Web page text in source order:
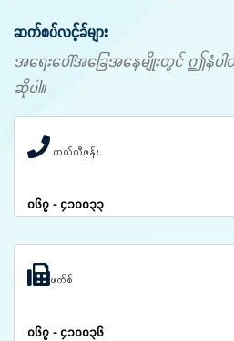
ဆက်စပ်လင့်ခ်များ
အရေးပေါ်အခြေအနေမျိုးတွင် ဤနံပါ
ဆိုပါ။
တယ်လီဖုန်း
၀၆၇ - ၄၁၀၀၃၃
ဖက်စ်
၀၆၇ - ၄၁၀၀၃၆